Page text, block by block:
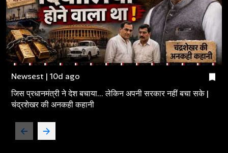
Newsest | 10d ago
जिस प्रधानमंत्री ने देश बचाया... लेकिन अपनी सरकार नहीं बचा सके |
चंद्रशेखर की अनकही कहानी